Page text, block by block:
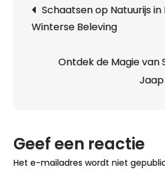
Schaatsen op Natuurijs in
Winterse Beleving
Ontdek de Magie van
Geef een reactie
Het e-mailadres wordt niet